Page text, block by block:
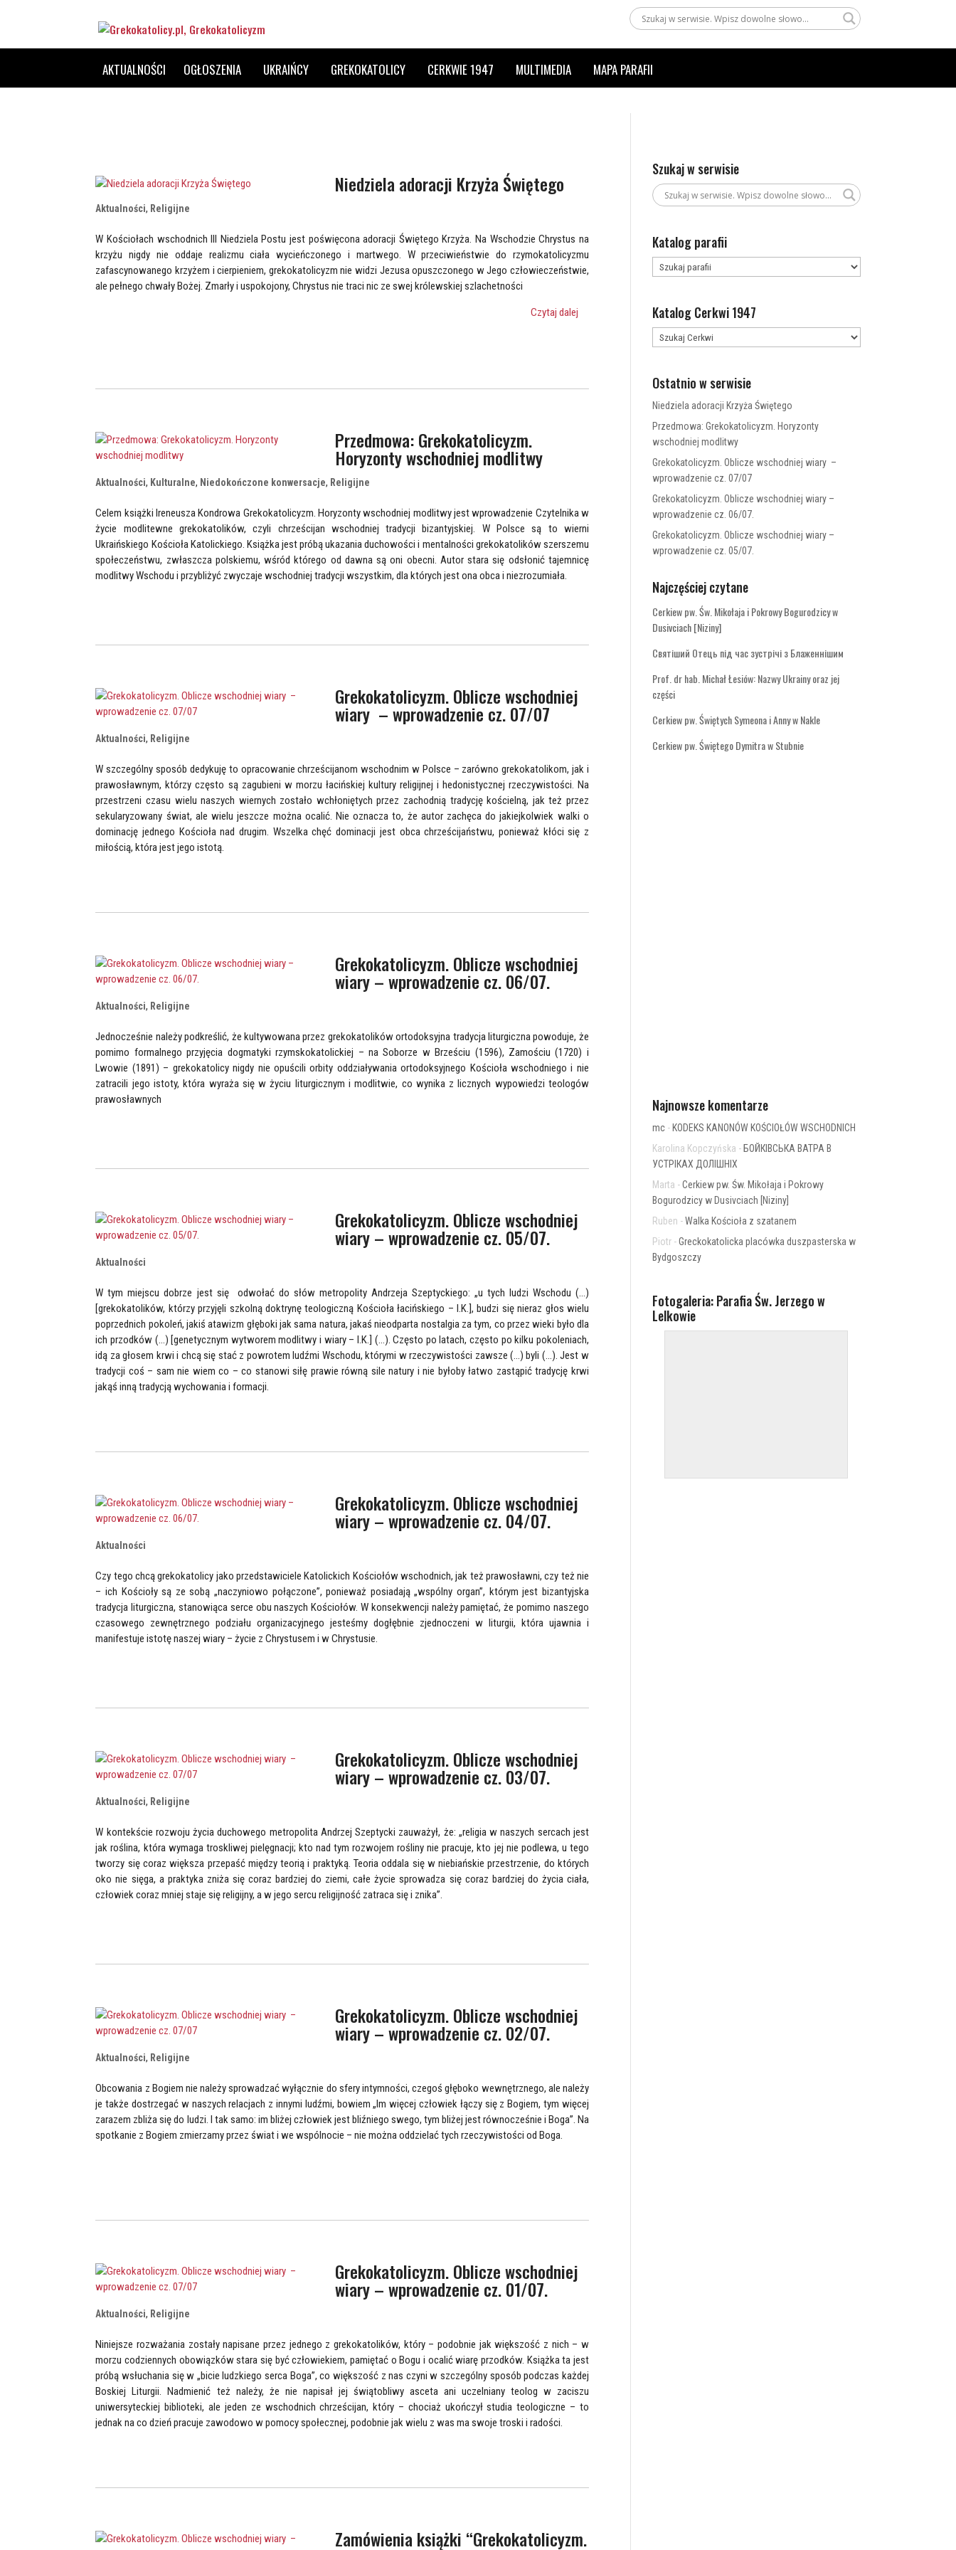
AKTUALNOŚCI OGŁOSZENIA UKRAIŃCY GREKOKATOLICY CERKWIE 1947 MULTIMEDIA MAPA PARAFII
Niedziela adoracji Krzyża Świętego
Aktualności, Religijne
W Kościołach wschodnich III Niedziela Postu jest poświęcona adoracji Świętego Krzyża. Na Wschodzie Chrystus na
krzyżu nigdy nie oddaje realizmu ciała wycieńczonego i martwego. W przeciwieństwie do rzymokatolicyzmu
zafascynowanego krzyżem i cierpieniem, grekokatolicyzm nie widzi Jezusa opuszczonego w Jego człowieczeństwie,
ale pełnego chwały Bożej. Zmarły i uspokojony, Chrystus nie traci nic ze swej królewskiej szlachetności
Czytaj dalej
Przedmowa: Grekokatolicyzm.
Horyzonty wschodniej modlitwy
Aktualności, Kulturalne, Niedokończone konwersacje, Religijne
Celem książki Ireneusza Kondrowa Grekokatolicyzm. Horyzonty wschodniej modlitwy jest wprowadzenie Czytelnika w
życie modlitewne grekokatolików, czyli chrześcijan wschodniej tradycji bizantyjskiej. W Polsce są to wierni
Ukraińskiego Kościoła Katolickiego. Książka jest próbą ukazania duchowości i mentalności grekokatolików szerszemu
społeczeństwu, zwłaszcza polskiemu, wśród którego od dawna są oni obecni. Autor stara się odsłonić tajemnicę
modlitwy Wschodu i przybliżyć zwyczaje wschodniej tradycji wszystkim, dla których jest ona obca i niezrozumiała.
Grekokatolicyzm. Oblicze wschodniej
wiary – wprowadzenie cz. 07/07
Aktualności, Religijne
W szczególny sposób dedykuję to opracowanie chrześcijanom wschodnim w Polsce – zarówno grekokatolikom, jak i
prawosławnym, którzy często są zagubieni w morzu łacińskiej kultury religijnej i hedonistycznej rzeczywistości. Na
przestrzeni czasu wielu naszych wiernych zostało wchłoniętych przez zachodnią tradycję kościelną, jak też przez
sekularyzowany świat, ale wielu jeszcze można ocalić. Nie oznacza to, że autor zachęca do jakiejkolwiek walki o
dominację jednego Kościoła nad drugim. Wszelka chęć dominacji jest obca chrześcijaństwu, ponieważ kłóci się z
miłością, która jest jego istotą.
Grekokatolicyzm. Oblicze wschodniej
wiary – wprowadzenie cz. 06/07.
Aktualności, Religijne
Jednocześnie należy podkreślić, że kultywowana przez grekokatolików ortodoksyjna tradycja liturgiczna powoduje, że
pomimo formalnego przyjęcia dogmatyki rzymskokatolickiej – na Soborze w Brześciu (1596), Zamościu (1720) i
Lwowie (1891) – grekokatolicy nigdy nie opuścili orbity oddziaływania ortodoksyjnego Kościoła wschodniego i nie
zatracili jego istoty, która wyraża się w życiu liturgicznym i modlitwie, co wynika z licznych wypowiedzi teologów
prawosławnych
Grekokatolicyzm. Oblicze wschodniej
wiary – wprowadzenie cz. 05/07.
Aktualności
W tym miejscu dobrze jest się odwołać do słów metropolity Andrzeja Szeptyckiego: „u tych ludzi Wschodu (…)
[grekokatolików, którzy przyjęli szkolną doktrynę teologiczną Kościoła łacińskiego – I.K.], budzi się nieraz głos wielu
poprzednich pokoleń, jakiś atawizm głęboki jak sama natura, jakaś nieodparta nostalgia za tym, co przez wieki było dla
ich przodków (…) [genetycznym wytworem modlitwy i wiary – I.K.] (…). Często po latach, często po kilku pokoleniach,
idą za głosem krwi i chcą się stać z powrotem ludźmi Wschodu, którymi w rzeczywistości zawsze (…) byli (…). Jest w
tradycji coś – sam nie wiem co – co stanowi siłę prawie równą sile natury i nie byłoby łatwo zastąpić tradycję krwi
jakąś inną tradycją wychowania i formacji.
Grekokatolicyzm. Oblicze wschodniej
wiary – wprowadzenie cz. 04/07.
Aktualności
Czy tego chcą grekokatolicy jako przedstawiciele Katolickich Kościołów wschodnich, jak też prawosławni, czy też nie
– ich Kościoły są ze sobą „naczyniowo połączone”, ponieważ posiadają „wspólny organ”, którym jest bizantyjska
tradycja liturgiczna, stanowiąca serce obu naszych Kościołów. W konsekwencji należy pamiętać, że pomimo naszego
czasowego zewnętrznego podziału organizacyjnego jesteśmy dogłębnie zjednoczeni w liturgii, która ujawnia i
manifestuje istotę naszej wiary – życie z Chrystusem i w Chrystusie.
Grekokatolicyzm. Oblicze wschodniej
wiary – wprowadzenie cz. 03/07.
Aktualności, Religijne
W kontekście rozwoju życia duchowego metropolita Andrzej Szeptycki zauważył, że: „religia w naszych sercach jest
jak roślina, która wymaga troskliwej pielęgnacji; kto nad tym rozwojem rośliny nie pracuje, kto jej nie podlewa, u tego
tworzy się coraz większa przepaść między teorią i praktyką. Teoria oddala się w niebiańskie przestrzenie, do których
oko nie sięga, a praktyka zniża się coraz bardziej do ziemi, całe życie sprowadza się coraz bardziej do życia ciała,
człowiek coraz mniej staje się religijny, a w jego sercu religijność zatraca się i znika”.
Grekokatolicyzm. Oblicze wschodniej
wiary – wprowadzenie cz. 02/07.
Aktualności, Religijne
Obcowania z Bogiem nie należy sprowadzać wyłącznie do sfery intymności, czegoś głęboko wewnętrznego, ale należy
je także dostrzegać w naszych relacjach z innymi ludźmi, bowiem „Im więcej człowiek łączy się z Bogiem, tym więcej
zarazem zbliża się do ludzi. I tak samo: im bliżej człowiek jest bliźniego swego, tym bliżej jest równocześnie i Boga”. Na
spotkanie z Bogiem zmierzamy przez świat i we wspólnocie – nie można oddzielać tych rzeczywistości od Boga.
Grekokatolicyzm. Oblicze wschodniej
wiary – wprowadzenie cz. 01/07.
Aktualności, Religijne
Niniejsze rozważania zostały napisane przez jednego z grekokatolików, który – podobnie jak większość z nich – w
morzu codziennych obowiązków stara się być człowiekiem, pamiętać o Bogu i ocalić wiarę przodków. Książka ta jest
próbą wsłuchania się w „bicie ludzkiego serca Boga”, co większość z nas czyni w szczególny sposób podczas każdej
Boskiej Liturgii. Nadmienić też należy, że nie napisał jej świątobliwy asceta ani uczelniany teolog w zaciszu
uniwersyteckiej biblioteki, ale jeden ze wschodnich chrześcijan, który – chociaż ukończył studia teologiczne – to
jednak na co dzień pracuje zawodowo w pomocy społecznej, podobnie jak wielu z was ma swoje troski i radości.
Zamówienia książki “Grekokatolicyzm.
Szukaj w serwisie
Katalog parafii
Katalog Cerkwi 1947
Ostatnio w serwisie
Niedziela adoracji Krzyża Świętego
Przedmowa: Grekokatolicyzm. Horyzonty
wschodniej modlitwy
Grekokatolicyzm. Oblicze wschodniej wiary –
wprowadzenie cz. 07/07
Grekokatolicyzm. Oblicze wschodniej wiary –
wprowadzenie cz. 06/07.
Grekokatolicyzm. Oblicze wschodniej wiary –
wprowadzenie cz. 05/07.
Najczęściej czytane
Cerkiew pw. Św. Mikołaja i Pokrowy Bogurodzicy w
Dusivciach [Niziny]
Святіший Отець під час зустрічі з Блаженнішим
Prof. dr hab. Michał Łesiów: Nazwy Ukrainy oraz jej
części
Cerkiew pw. Świętych Symeona i Anny w Nakle
Cerkiew pw. Świętego Dymitra w Stubnie
Najnowsze komentarze
mc - KODEKS KANONÓW KOŚCIOŁÓW WSCHODNICH
Karolina Kopczyńska - БОЙКІВСЬКА ВАТРА В
УСТРІКАХ ДОЛІШНІХ
Marta -Cerkiew pw. Św. Mikołaja i Pokrowy
Bogurodzicy w Dusivciach [Niziny]
Ruben -Walka Kościoła z szatanem
Piotr -Greckokatolicka placówka duszpasterska w
Bydgoszczy
Fotogaleria: Parafia Św. Jerzego w
Lelkowie